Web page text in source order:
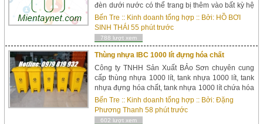
đèn dưới nước có thể trang bị thêm vào bất kỳ hệ
thống chiếu sáng hồ bơi hiện có nào. Với ánh
sáng cung cấp chiếu sáng đáng kinh ...
Bến Tre :: Kinh doanh tổng hợp :: Bởi: HỒ BƠI
SINH THÁI 55 phút trước
788 lượt xem
Thùng nhựa IBC 1000 lít đựng hóa chất
Công ty TNHH Sản Xuất BẢo Sơn chuyên cung
cấp thùng nhựa 1000 lít, tank nhựa 1000 lít, tank
nhựa đựng hóa chất, tank nhựa 1000 lít chứa hóa
chất mới 100%. Tank nhựa 1000 lít đựng hóa chất
mới 100% Miệng bồn: Đường kính 150mm,
c&oacu...
Bến Tre :: Kinh doanh tổng hợp :: Bởi:Đặng
Phương Thanh 58 phút trước
602 lượt xem